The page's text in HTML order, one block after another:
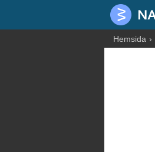
Hemsida